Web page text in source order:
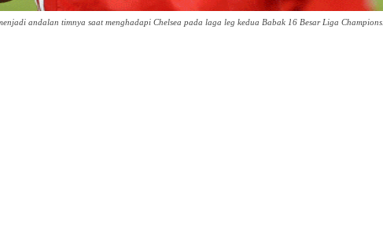
andalan timnya saat menghadapi Chelsea pada laga leg kedua Babak 16 Besar Liga Champions.